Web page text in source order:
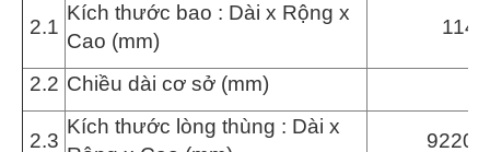
2.1
Kích thước bao : Dài x Rộng x
Cao (mm)
2.2 Chiều dài cơ sở (mm)
2.3
Kích thước lòng thùng : Dài x
9220